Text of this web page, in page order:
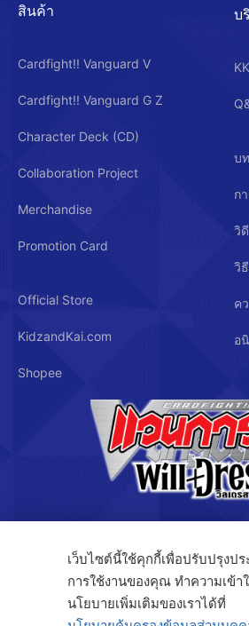
สินค้า
Cardfight!! Vanguard V
Cardfight!! Vanguard G Z
Character Deck (CD)
Collaboration Project
Merchandise
Promotion Card
Official Store
KidzandKai.com
Shopee
บ
บ
ก
วิ
วิ
ค
อ
บริษัท คิดซ์ แอนด์ คิทซ์
122/3 ถ.กรุงเทพกรีฑา แขวงทับช้าง เขตส
เว็บไซต์นี้ใช้คุกกี้เพื่อปรับปรุงป
การใช้งานของคุณ ทำความเข้า
นโยบายเพิ่มเติมของเราได้ที่